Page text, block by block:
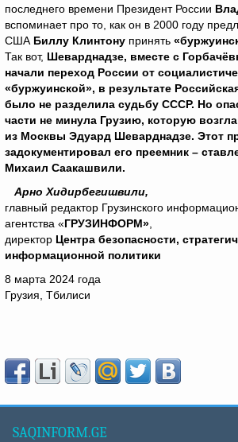
последнего времени Президент России
вспоминает про то, как он в 2000 году
США Биллу Клинтону принять
Так вот, Шеварднадзе, вместе с
начали переход России от
«буржуинской», в результате
было не разделила судьбу СССР. Но
части не минула Грузию, которую
из Москвы Эдуард Шеварднадзе. Этот
задокументировал его преемник –
Михаил Саакашвили.
Арно Хидирбегишвили,
главный редактор Грузинского
агентства «ГРУЗИНФОРМ»
директор Центра безопасности,
информационной политики
8 марта 2024 года
Грузия, Тбилиси
SAQINFORM.GE